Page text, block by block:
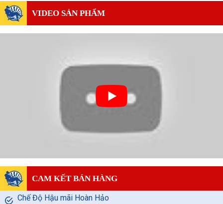
VIDEO SẢN PHẨM
CAM KẾT BÁN HÀNG
Chế Độ Hậu mãi Hoàn Hảo